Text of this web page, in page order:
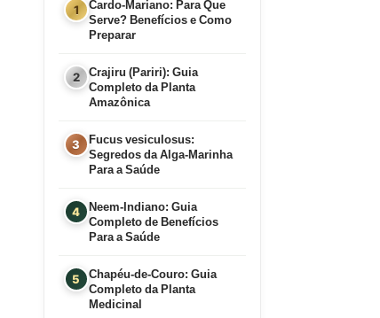
Cardo-Mariano: Para Que
Serve? Benefícios e Como
Preparar
Crajiru (Pariri): Guia
Completo da Planta
Amazônica
Fucus vesiculosus:
Segredos da Alga-Marinha
Para a Saúde
Neem-Indiano: Guia
Completo de Benefícios
Para a Saúde
Chapéu-de-Couro: Guia
Completo da Planta
Medicinal